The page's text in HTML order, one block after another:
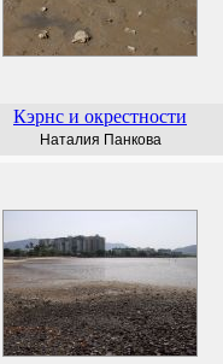
Кэрнс и окрестности
Наталия Панкова